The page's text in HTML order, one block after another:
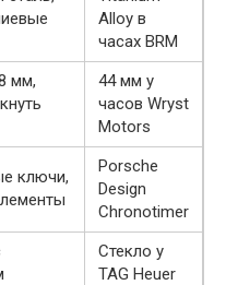
Alloy в
часах BRM
мм,
44 мм у
часов Wryst
Motors
ключи,
Porsche
Design
Chronotimer
Стекло у
TAG Heuer